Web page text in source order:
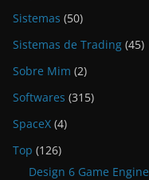
Sistemas (50)
Sistemas de Trading (45)
Sobre Mim (2)
Softwares (315)
SpaceX (4)
Top (126)
Design 6 Game Engine